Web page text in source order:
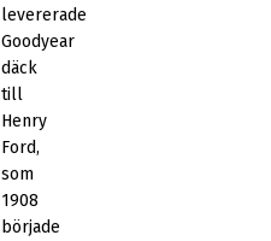
levererade
Goodyear
däck
till
Henry
Ford,
som
1908
började